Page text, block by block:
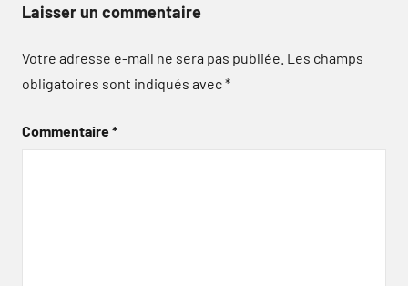
Laisser un commentaire
Votre adresse e-mail ne sera pas publiée. Les champs
obligatoires sont indiqués avec*
Commentaire*